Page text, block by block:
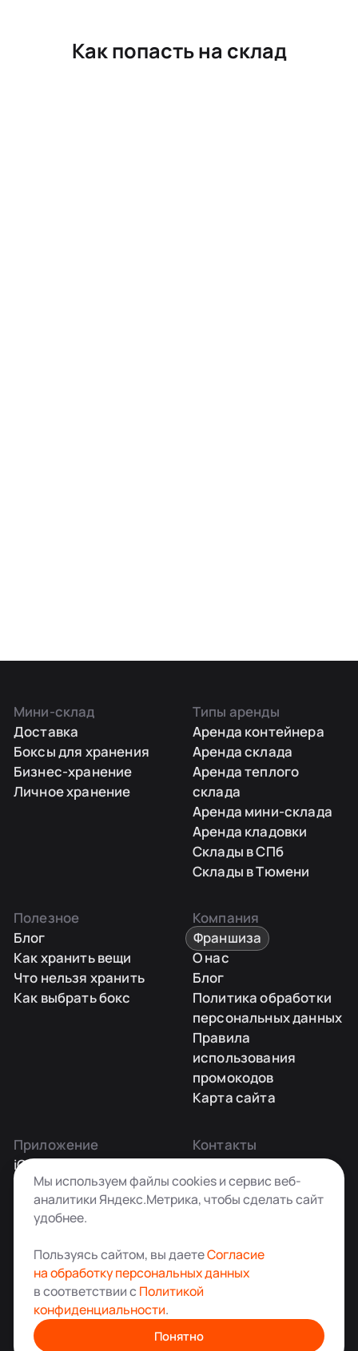
Как попасть на склад
Мини-склад
Доставка
Боксы для хранения
Бизнес-хранение
Личное хранение
Типы аренды
Аренда контейнера
Аренда склада
Аренда теплого
склада
Аренда мини-склада
Аренда кладовки
Склады в СПб
Склады в Тюмени
Полезное
Блог
Как хранить вещи
Что нельзя хранить
Как выбрать бокс
Компания
Франшиза
О нас
Блог
Политика обработки
персональных данных
Правила
использования
промокодов
Карта сайта
Приложение
iOS
Android
Контакты
Заказать звонок
+7 495 181-55-45
info@kladovkin.ru
Аренда склада для хранения вещей в Москве
© ООО «Кладовкин» 2026. Все права защищены
Мы используем файлы cookies и сервис веб-
аналитики Яндекс.Метрика, чтобы сделать сайт
удобнее.
Пользуясь сайтом, вы даетеСогласие
на обработку персональных данных
в соответствии с Политикой
конфиденциальности.
Понятно